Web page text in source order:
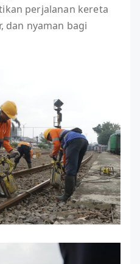
perjalanan kereta
dan nyaman bagi